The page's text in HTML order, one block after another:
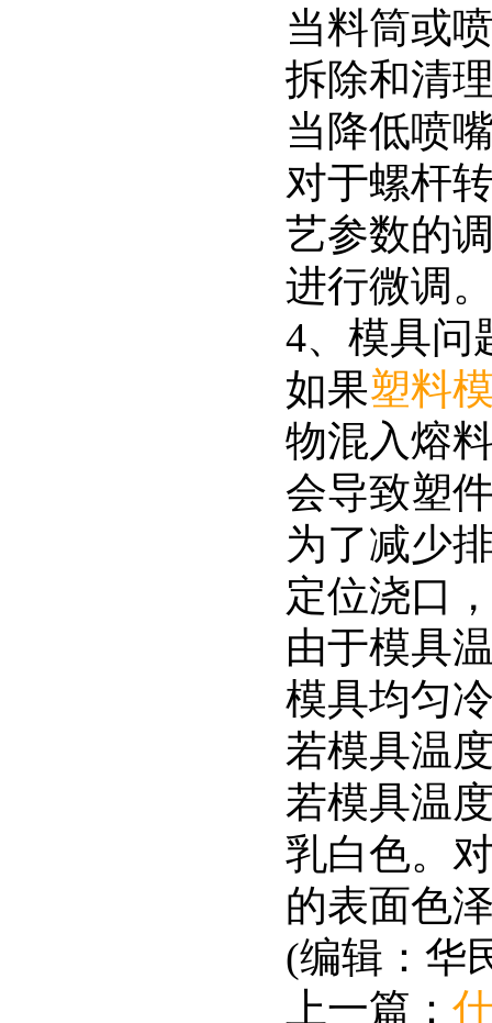
当料筒或
拆除和清
当降低喷
对于螺杆
艺参数的
进行微调
4、模具问
如果塑料
物混入熔
会导致塑
为了减少
定位浇口
由于模具
模具均匀
若模具温
若模具温
乳白色。
的表面色
(编辑：华
上一篇：